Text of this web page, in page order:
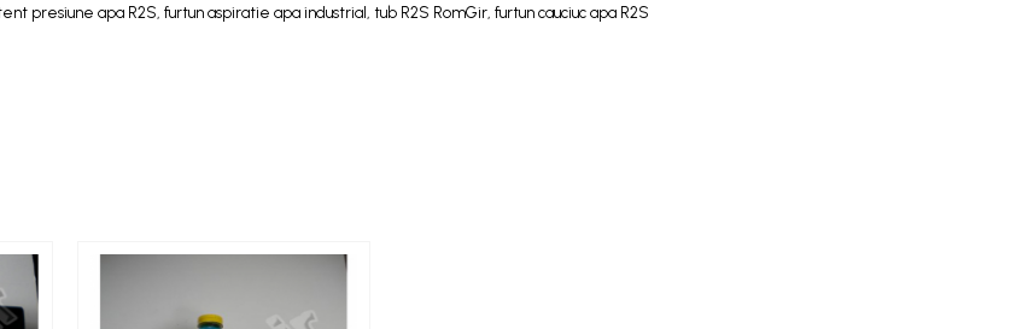
presiune apa R2S, furtun aspiratie apa industrial, tub R2S RomGir, furtun cauciuc apa R2S